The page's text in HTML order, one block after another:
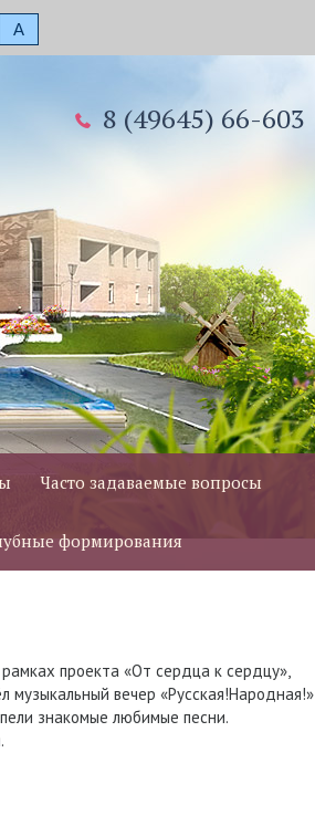
A
8 (49645) 66-603
Часто задаваемые вопросы
формирования
проекта «От сердца к сердцу»,
музыкальный вечер «Русская!Народная!»
знакомые любимые песни.